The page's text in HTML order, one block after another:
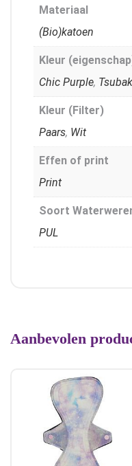
Materiaal
(Bio)katoen
Kleur
Chic Purple,
Kleur (Filter)
Paars, Wit
Effen of print
Print
Soort
PUL
Aanbevolen